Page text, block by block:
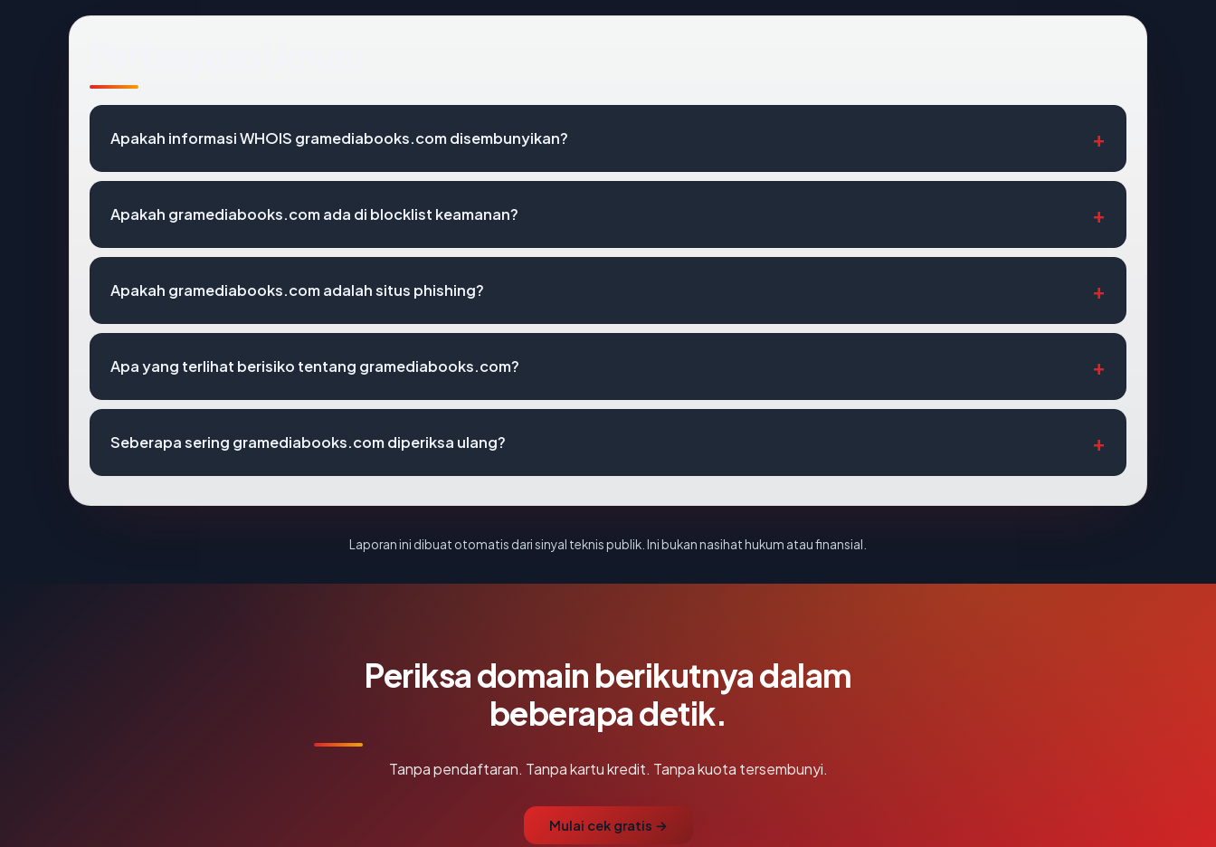
Apakah informasi WHOIS gramediabooks.com disembunyikan?
Apakah gramediabooks.com ada di blocklist keamanan?
Apakah gramediabooks.com adalah situs phishing?
Apa yang terlihat berisiko tentang gramediabooks.com?
Seberapa sering gramediabooks.com diperiksa ulang?
Laporan ini dibuat otomatis dari sinyal teknis publik. Ini bukan nasihat hukum atau finansial.
Periksa domain berikutnya dalam
beberapa detik.
Tanpa pendaftaran. Tanpa kartu kredit. Tanpa kuota tersembunyi.
Mulai cek gratis →